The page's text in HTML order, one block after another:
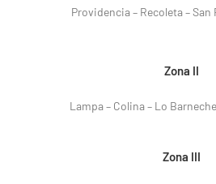
Providencia – Recoleta – San
Zona II
Lampa – Colina – Lo
Zona III